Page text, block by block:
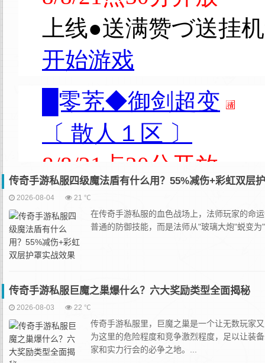
传奇手游私服四级魔法盾有什么用？55%减伤+彩虹双层
2026-08-04 21 ℃
在传奇手游私服的血色战场上，法师玩家的命
普通的防御技能，而是法师从"玻璃大炮"蜕变
传奇手游私服巨魔之巢爆什么？六大奖励类型全面揭秘
2026-08-03 22 ℃
传奇手游私服里，巨魔之巢是一个让无数玩家
为这里的危险程度和竞争激烈程度，足以让装
家和实力行会的必争之地。...